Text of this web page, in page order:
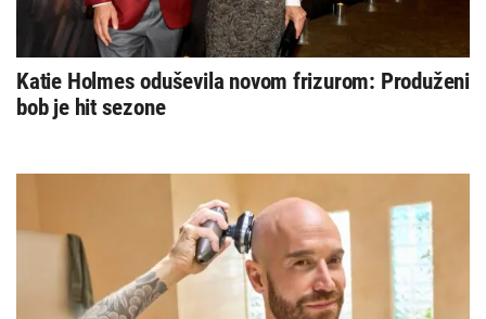
Katie Holmes oduševila novom frizurom: Produženi
bob je hit sezone